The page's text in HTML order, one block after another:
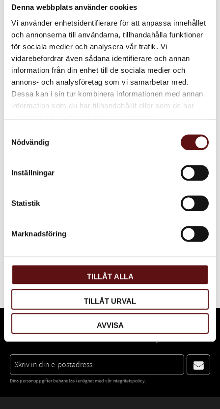
Denna webbplats använder cookies
Vi använder enhetsidentifierare för att anpassa innehållet
och annonserna till användarna, tillhandahålla funktioner
för sociala medier och analysera vår trafik. Vi
vidarebefordrar även sådana identifierare och annan
information från din enhet till de sociala medier och
annons- och analysföretag som vi samarbetar med.
Dessa kan i sin tur kombinera informationen med annan
information som du har tillhandahållit eller som de har
Nödvändig
Inställningar
Statistik
Marknadsföring
TILLÅT ALLA
TILLÅT URVAL
AVVISA
Allergiinformation:
Näringsinnehåll per 100g:
Energi 582 kcal/100gEnergi 2415 kJ/100g Fetthalt 39,6 g/100g
mättat fett 23,1 g/100gKolhydrater 48,1 g/100g– varav sockerarter 19,8
g/100g Protein 7,1 g/100g Askhalt 1,4 g/100g Vattenhalt > 1,0 g/100g
Dela med dig
Bli den första att lämna ett omdöme.
PRENUMERERA PÅ VÅRT NYHETSBREV OCH BLI
FÖRST ATT FÅ NYHETER OCH ERBJUDANDEN.
Dina personuppgifter behandlas i enlighet med vårintegritetspolicy.